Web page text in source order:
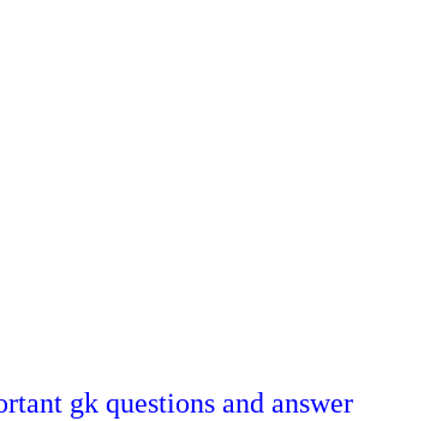
gk questions and answer